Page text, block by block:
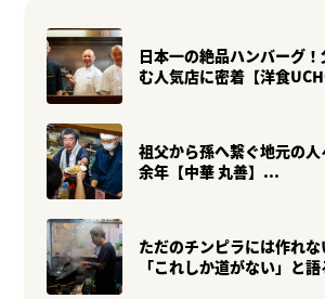
日本一の絶品ハンバーグ
む人気店に密着【洋食
祖父から孫へ繋ぐ地元の
余年【中華 丸善】...
ただのチンピラには作れ
「これしか道がない」と